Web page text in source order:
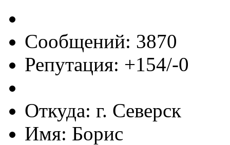
Сообщений: 3870
Репутация: +154/-0
Откуда: г. Северск
Имя: Борис